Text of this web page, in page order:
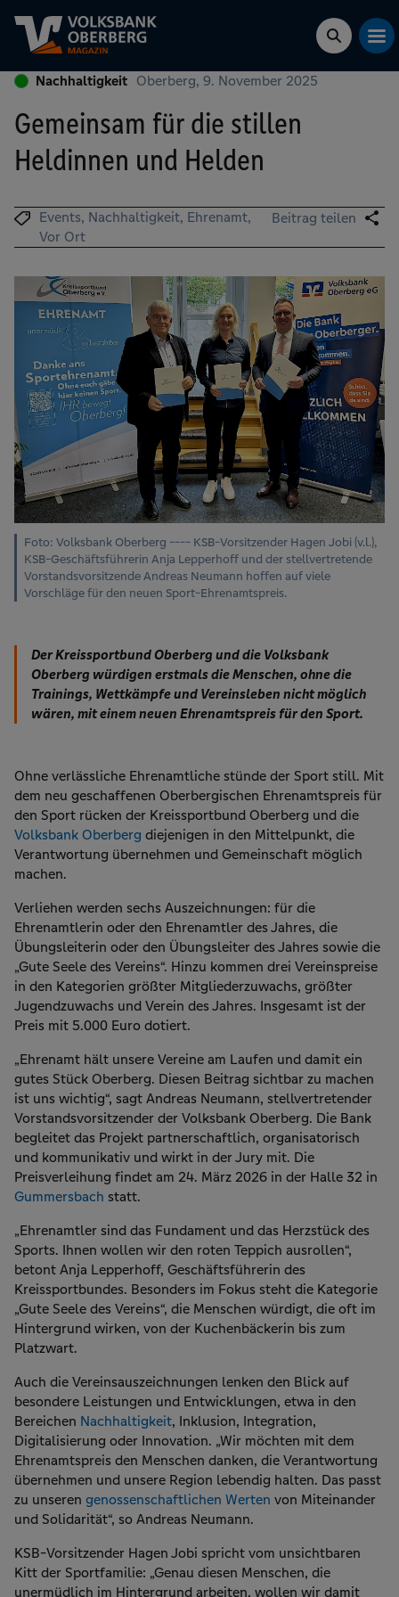
Nachhaltigkeit Oberberg, 9. November 2025
Gemeinsam für die stillen
Heldinnen und Helden
Events Nachhaltigkeit Ehrenamt
Vor Ort
Beitrag teilen
Foto: Volksbank Oberberg ---- KSB-Vorsitzender Hagen Jobi (v.l.),
KSB-Geschäftsführerin Anja Lepperhoff und der stellvertretende
Vorstandsvorsitzende Andreas Neumann hoffen auf viele
Vorschläge für den neuen Sport-Ehrenamtspreis.
Der Kreissportbund Oberberg und die Volksbank
Oberberg würdigen erstmals die Menschen, ohne die
Trainings, Wettkämpfe und Vereinsleben nicht möglich
wären, mit einem neuen Ehrenamtspreis für den Sport.
Ohne verlässliche Ehrenamtliche stünde der Sport still. Mit
dem neu geschaffenen Oberbergischen Ehrenamtspreis für
den Sport rücken der Kreissportbund Oberberg und die
Volksbank Oberberg diejenigen in den Mittelpunkt, die
Verantwortung übernehmen und Gemeinschaft möglich
machen.
Verliehen werden sechs Auszeichnungen: für die
Ehrenamtlerin oder den Ehrenamtler des Jahres, die
Übungsleiterin oder den Übungsleiter des Jahres sowie die
„Gute Seele des Vereins“. Hinzu kommen drei Vereinspreise
in den Kategorien größter Mitgliederzuwachs, größter
Jugendzuwachs und Verein des Jahres. Insgesamt ist der
Preis mit 5.000 Euro dotiert.
„Ehrenamt hält unsere Vereine am Laufen und damit ein
gutes Stück Oberberg. Diesen Beitrag sichtbar zu machen
ist uns wichtig“, sagt Andreas Neumann, stellvertretender
Vorstandsvorsitzender der Volksbank Oberberg. Die Bank
begleitet das Projekt partnerschaftlich, organisatorisch
und kommunikativ und wirkt in der Jury mit. Die
Preisverleihung findet am 24. März 2026 in der Halle 32 in
Gummersbach statt.
„Ehrenamtler sind das Fundament und das Herzstück des
Sports. Ihnen wollen wir den roten Teppich ausrollen“,
betont Anja Lepperhoff, Geschäftsführerin des
Kreissportbundes. Besonders im Fokus steht die Kategorie
„Gute Seele des Vereins“, die Menschen würdigt, die oft im
Hintergrund wirken, von der Kuchenbäckerin bis zum
Platzwart.
Auch die Vereinsauszeichnungen lenken den Blick auf
besondere Leistungen und Entwicklungen, etwa in den
Bereichen Nachhaltigkeit, Inklusion, Integration,
Digitalisierung oder Innovation. „Wir möchten mit dem
Ehrenamtspreis den Menschen danken, die Verantwortung
übernehmen und unsere Region lebendig halten. Das passt
zu unseren genossenschaftlichen Werten von Miteinander
und Solidarität“, so Andreas Neumann.
KSB-Vorsitzender Hagen Jobi spricht vom unsichtbaren
Kitt der Sportfamilie: „Genau diesen Menschen, die
unermüdlich im Hintergrund arbeiten, wollen wir damit